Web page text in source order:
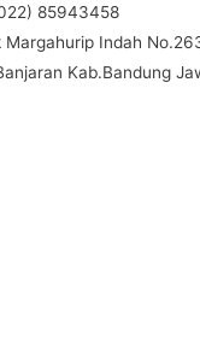
85943458
Margahurip Indah
Kab.Bandung